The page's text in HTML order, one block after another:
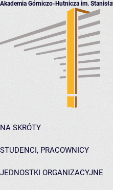
Akademia Górniczo-Hutnicza im.
NA SKRÓTY
STUDENCI, PRACOWNICY
JEDNOSTKI ORGANIZACYJNE